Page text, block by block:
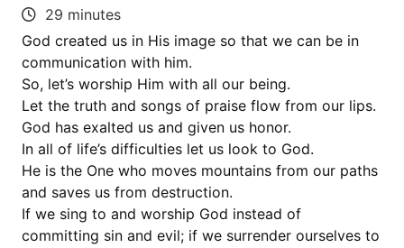
29 minutes
God created us in His image so that we can be in
communication with him.
So, let’s worship Him with all our being.
Let the truth and songs of praise flow from our lips.
God has exalted us and given us honor.
In all of life’s difficulties let us look to God.
He is the One who moves mountains from our paths
and saves us from destruction.
If we sing to and worship God instead of
committing sin and evil; if we surrender ourselves to